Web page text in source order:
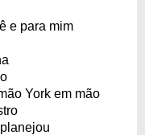
e para mim
York em mão